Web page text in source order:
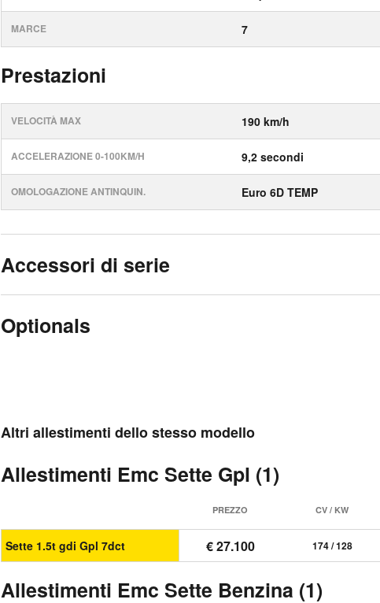
MARCE 7
Prestazioni
VELOCITÀ MAX 190 km/h
ACCELERAZIONE 0-100KM/H 9,2 secondi
OMOLOGAZIONE ANTINQUIN. Euro 6D TEMP
Accessori di serie
Optionals
Altri allestimenti dello stesso modello
Allestimenti Emc Sette Gpl (1)
PREZZO CV / KW
Sette 1.5t gdi Gpl 7dct € 27.100 174 / 128
Allestimenti Emc Sette Benzina (1)